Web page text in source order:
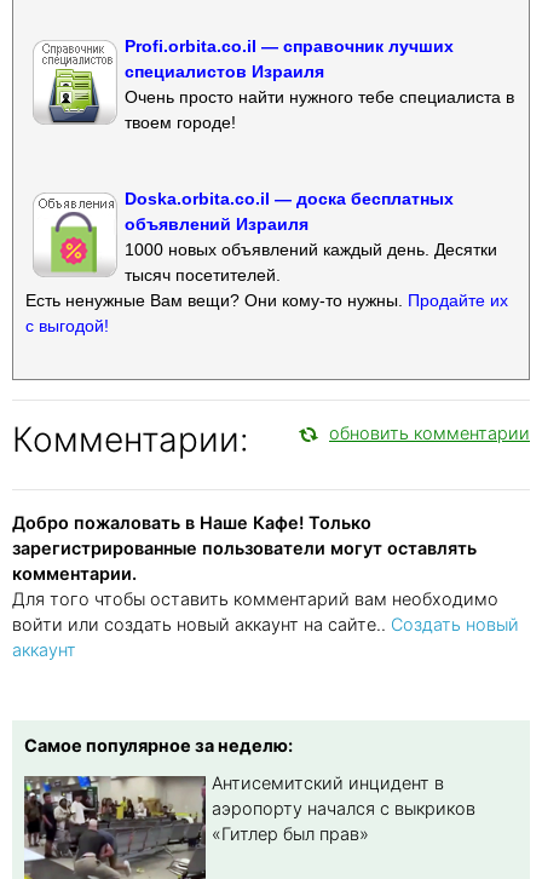
Profi.orbita.co.il — справочник лучших
специалистов Израиля
Очень просто найти нужного тебе специалиста в
твоем городе!
Doska.orbita.co.il — доска бесплатных
объявлений Израиля
1000 новых объявлений каждый день. Десятки
тысяч посетителей.
Есть ненужные Вам вещи? Они кому-то нужны. Продайте их
с выгодой!
Комментарии: обновить комментарии
Добро пожаловать в Наше Кафе! Только
зарегистрированные пользователи могут оставлять
комментарии.
Для того чтобы оставить комментарий вам необходимо
войти или создать новый аккаунт на сайте.. Создать новый
аккаунт
Самое популярное за неделю:
Антисемитский инцидент в
аэропорту начался с выкриков
«Гитлер был прав»